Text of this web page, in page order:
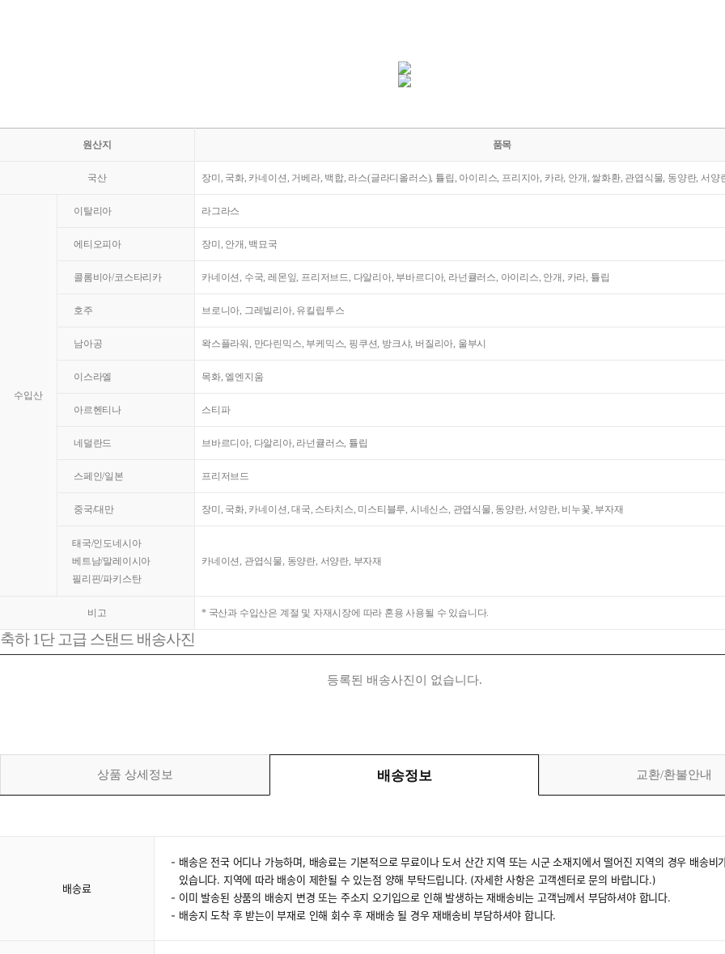
원산지 품목
국산 장미, 국화, 카네이션, 거베라, 백합, 라스(글라디올러스), 튤립, 아이리스, 프리지아, 카라, 안개, 쌀화환, 관엽식물, 동양란, 서양
수입산
이탈리아 라그라스
에티오피아 장미, 안개, 백묘국
콜롬비아/코스타리카 카네이션, 수국, 레몬잎, 프리저브드, 다알리아, 부바르디아, 라넌큘러스, 아이리스, 안개, 카라, 튤립
호주 브로니아, 그레빌리아, 유킬립투스
남아공 왁스플라워, 만다린믹스, 부케믹스, 핑쿠션, 방크샤, 버질리아, 울부시
이스라엘 목화, 엘엔지움
아르헨티나 스티파
네덜란드 브바르디아, 다알리아, 라넌큘러스, 튤립
스페인/일본 프리저브드
중국/대만 장미, 국화, 카네이션, 대국, 스타치스, 미스티블루, 시네신스, 관엽식물, 동양란, 서양란, 비누꽃, 부자재
태국/인도네시아
베트남/말레이시아
필리핀/파키스탄
카네이션, 관엽식물, 동양란, 서양란, 부자재
비고 * 국산과 수입산은 계절 및 자재시장에 따라 혼용 사용될 수 있습니다.
축하 1단 고급 스탠드 배송사진
등록된 배송사진이 없습니다.
상품 상세정보 배송정보 교환/환불안내
배송료
배송은 전국 어디나 가능하며, 배송료는 기본적으로 무료이나 도서 산간 지역 또는 시군 소재지에서 떨어진 지역의 경우 배송비
있습니다. 지역에 따라 배송이 제한될 수 있는점 양해 부탁드립니다. (자세한 사항은 고객센터로 문의 바랍니다.)
이미 발송된 상품의 배송지 변경 또는 주소지 오기입으로 인해 발생하는 재배송비는 고객님께서 부담하셔야 합니다.
배송지 도착 후 받는이 부재로 인해 회수 후 재배송 될 경우 재배송비 부담하셔야 합니다.